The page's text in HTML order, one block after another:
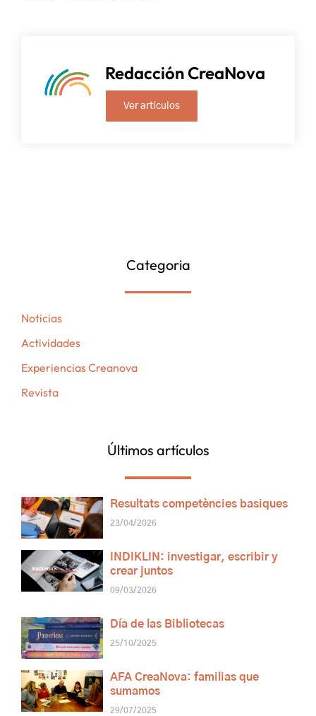
Redacción CreaNova
Ver artículos
Categoria
Noticias
Actividades
Experiencias Creanova
Revista
Últimos artículos
Resultats competències basiques
23/04/2026
INDIKLIN: investigar, escribir y
crear juntos
09/03/2026
Día de las Bibliotecas
25/10/2025
AFA CreaNova: familias que
sumamos
29/07/2025